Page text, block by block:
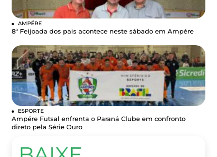
AMPÉRE
8ª Feijoada dos pais acontece neste sábado em Ampére
ESPORTE
Ampére Futsal enfrenta o Paraná Clube em confronto
direto pela Série Ouro